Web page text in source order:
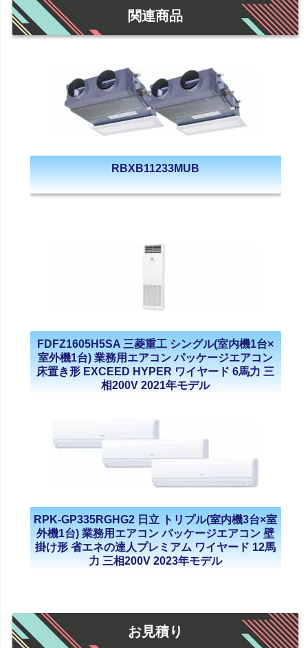
関連商品
RBXB11233MUB
FDFZ1605H5SA 三菱重工 シングル(室内機1台×
室外機1台) 業務用エアコン パッケージエアコン
床置き形 EXCEED HYPER ワイヤード 6馬力 三
相200V 2021年モデル
RPK-GP335RGHG2 日立 トリプル(室内機3台×室
外機1台) 業務用エアコン パッケージエアコン 壁
掛け形 省エネの達人プレミアム ワイヤード 12馬
力 三相200V 2023年モデル
お見積り